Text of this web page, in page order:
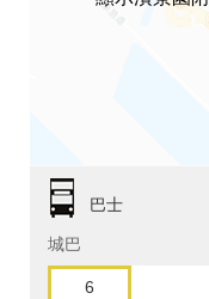
巴士
城巴
6